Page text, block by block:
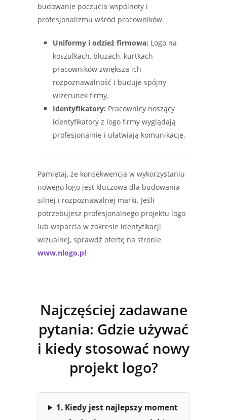
budowanie poczucia wspólnoty i
profesjonalizmu wśród pracowników.
Uniformy i odzież firmowa: Logo na
koszulkach, bluzach, kurtkach
pracowników zwiększa ich
rozpoznawalność i buduje spójny
wizerunek firmy.
Identyfikatory: Pracownicy noszący
identyfikatory z logo firmy wyglądają
profesjonalnie i ułatwiają komunikację.
Pamiętaj, że konsekwencja w wykorzystaniu
nowego logo jest kluczowa dla budowania
silnej i rozpoznawalnej marki. Jeśli
potrzebujesz profesjonalnego projektu logo
lub wsparcia w zakresie identyfikacji
wizualnej, sprawdź ofertę na stronie
www.nlogo.pl
Najczęściej zadawane
pytania: Gdzie używać
i kiedy stosować nowy
projekt logo?
1. Kiedy jest najlepszy moment